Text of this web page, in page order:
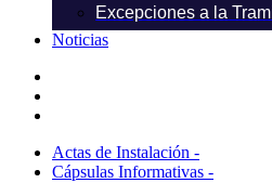
Excepciones a la
Noticias
Actas de Instalación -
Cápsulas Informativas -